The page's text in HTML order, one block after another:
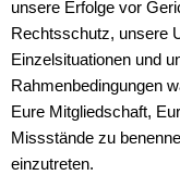
unsere Erfolge vor
Rechtsschutz, unsere
Einzelsituationen und
Rahmenbedingungen
Eure Mitgliedschaft,
Missstände zu
einzutreten.